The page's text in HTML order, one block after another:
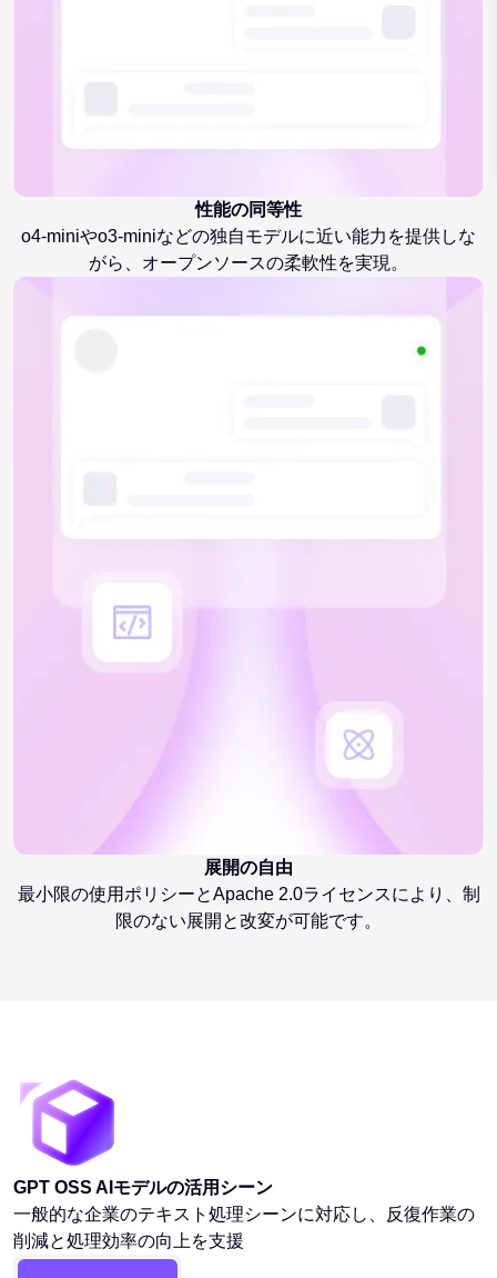
性能の同等性
o4-miniやo3-miniなどの独自モデルに近い能力を提供しな
がら、オープンソースの柔軟性を実現。
展開の自由
最小限の使用ポリシーとApache 2.0ライセンスにより、制
限のない展開と改変が可能です。
GPT OSS AIモデルの活用シーン
一般的な企業のテキスト処理シーンに対応し、反復作業の
削減と処理効率の向上を支援